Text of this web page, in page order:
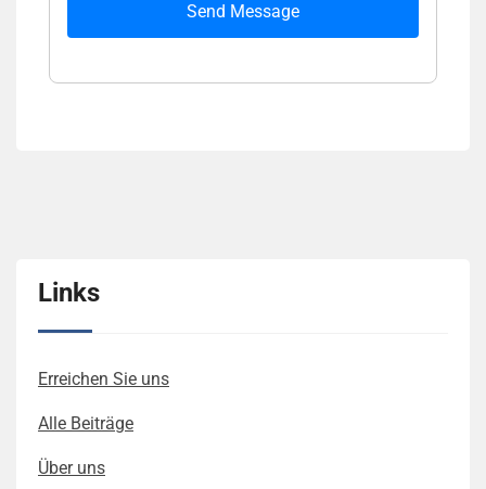
Send Message
Links
Erreichen Sie uns
Alle Beiträge
Über uns